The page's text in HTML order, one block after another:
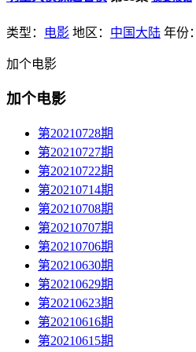
类型： 电影 地区： 中国大陆 年份：
加个电影
加个电影
第20210728期
第20210727期
第20210722期
第20210714期
第20210708期
第20210707期
第20210706期
第20210630期
第20210629期
第20210623期
第20210616期
第20210615期